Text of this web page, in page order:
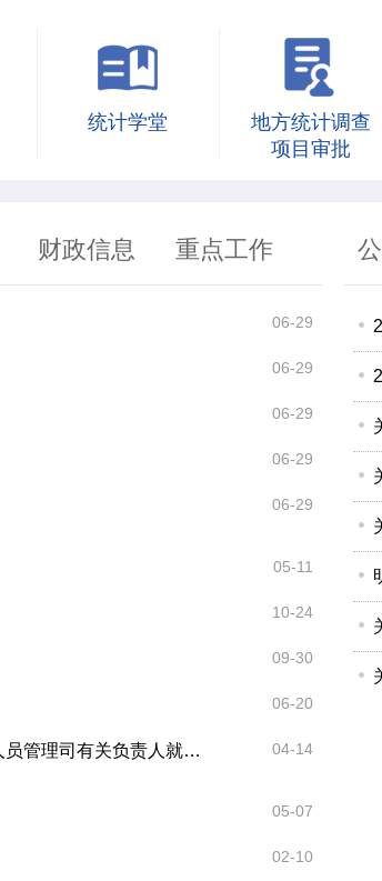
统计学堂
地方统计调查
项目审批
财政信息 重点工作
06-29
06-29
06-29
06-29
06-29
05-11
10-24
09-30
06-20
司有关负责人就《统计... 04-14
05-07
02-10